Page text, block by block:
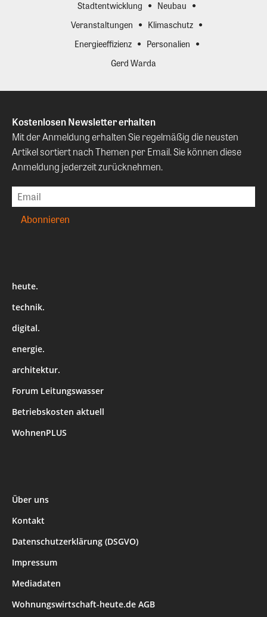
Stadtentwicklung
Neubau
Veranstaltungen
Klimaschutz
Energieeffizienz
Personalien
Gerd Warda
Kostenlosen Newsletter erhalten
Mit der Anmeldung erhalten Sie regelmäßig die neusten
Artikel sortiert nach Themen per Email. Sie können diese
Anmeldung jederzeit zurücknehmen.
heute.
technik.
digital.
energie.
architektur.
Forum Leitungswasser
Betriebskosten aktuell
WohnenPLUS
Über uns
Kontakt
Datenschutzerklärung (DSGVO)
Impressum
Mediadaten
Wohnungswirtschaft-heute.de AGB